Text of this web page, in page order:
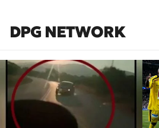
DPG NETWORK